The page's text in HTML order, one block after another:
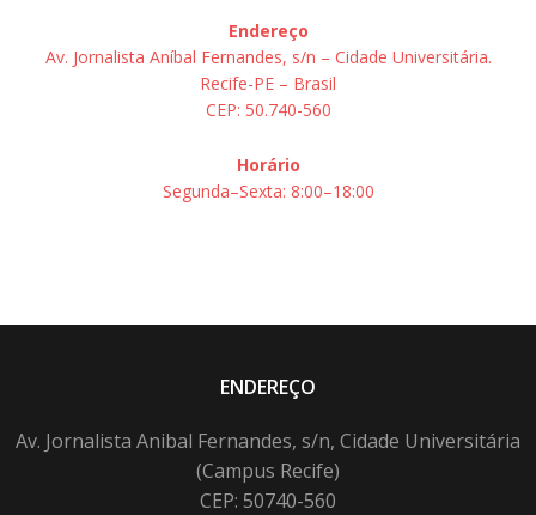
Endereço
Av. Jornalista Aníbal Fernandes, s/n – Cidade Universitária.
Recife-PE – Brasil
CEP: 50.740-560
Horário
Segunda–Sexta: 8:00–18:00
ENDEREÇO
Av. Jornalista Anibal Fernandes, s/n, Cidade Universitária
(Campus Recife)
CEP: 50740-560